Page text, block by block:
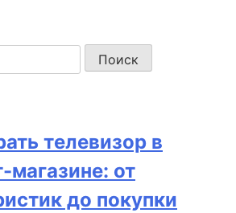
телевизор в
магазине: от
до покупки